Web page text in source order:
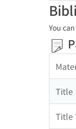
You
Title
Title